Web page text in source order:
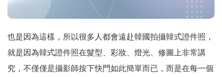
也是因為這樣，所以很多人都會遠赴韓國拍攝韓式證件照，
就是因為韓式證件照在髮型、彩妝、燈光、修圖上非常講
究，不僅僅是攝影師按下快門如此簡單而已，而是在每一個